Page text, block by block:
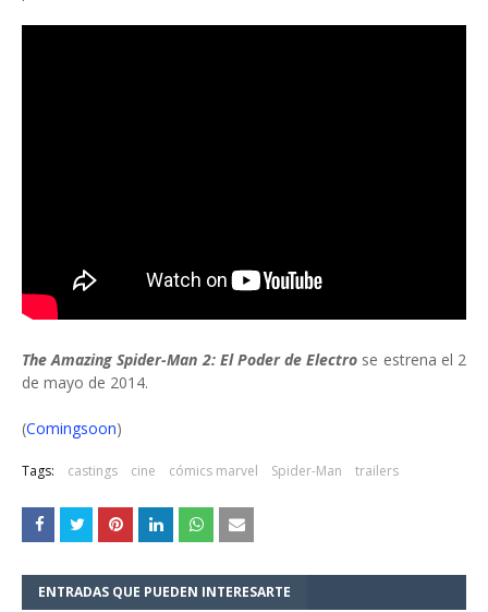
The Amazing Spider-Man 2: El Poder de Electro se estrena el 2
de mayo de 2014.
(Comingsoon)
Tags: castings cine cómics marvel Spider-Man trailers
ENTRADAS QUE PUEDEN INTERESARTE